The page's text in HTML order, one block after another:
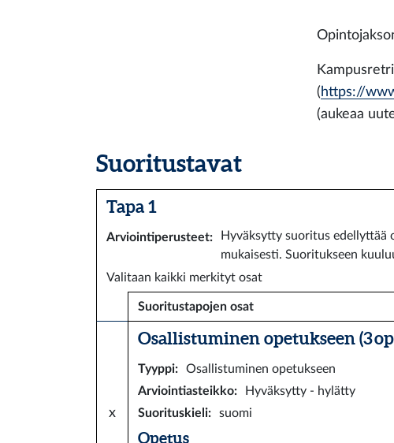
(https://
(aukeaa
Suoritustavat
Tapa 1
Arviointiperusteet:
Hyväksytty suoritus edellyttää
mukaisesti. Suoritukseen
Valitaan kaikki merkityt osat
Suoritustapojen osat
x
Osallistuminen opetukseen (3
Tyyppi:
Osallistuminen opetukseen
Arviointiasteikko:
Hyväksytty - hylätty
Suorituskieli: suomi
Opetus